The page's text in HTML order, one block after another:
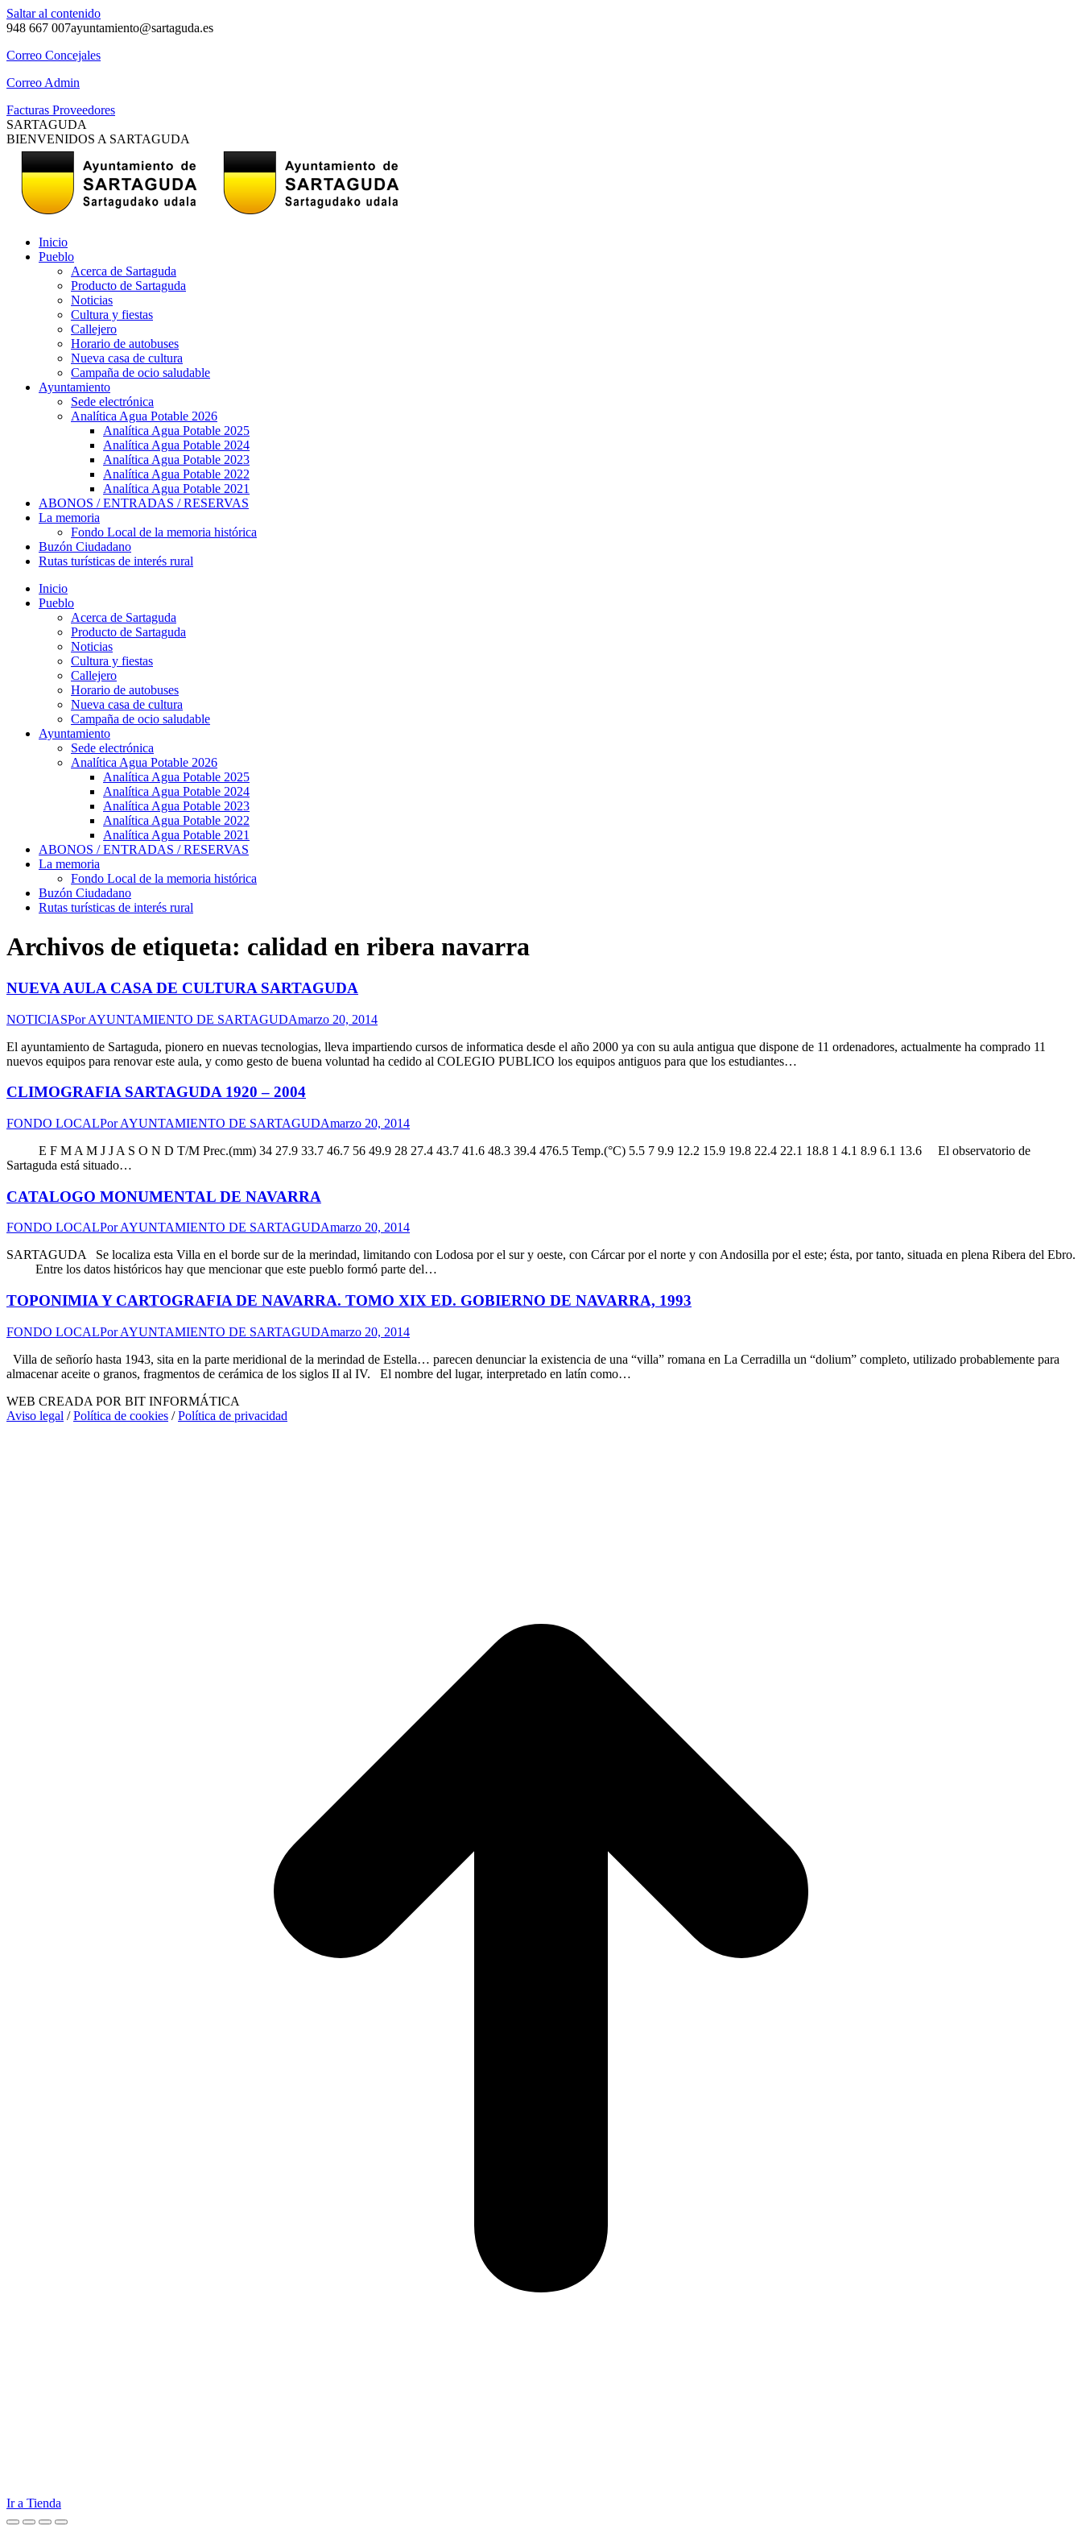
Saltar al contenido
948 667 007ayuntamiento@sartaguda.es
Correo Concejales
Correo Admin
Facturas Proveedores
SARTAGUDA
BIENVENIDOS A SARTAGUDA
Inicio
Pueblo
Acerca de Sartaguda
Producto de Sartaguda
Noticias
Cultura y fiestas
Callejero
Horario de autobuses
Nueva casa de cultura
Campaña de ocio saludable
Ayuntamiento
Sede electrónica
Analítica Agua Potable 2026
Analítica Agua Potable 2025
Analítica Agua Potable 2024
Analítica Agua Potable 2023
Analítica Agua Potable 2022
Analítica Agua Potable 2021
ABONOS / ENTRADAS / RESERVAS
La memoria
Fondo Local de la memoria histórica
Buzón Ciudadano
Rutas turísticas de interés rural
Inicio
Pueblo
Acerca de Sartaguda
Producto de Sartaguda
Noticias
Cultura y fiestas
Callejero
Horario de autobuses
Nueva casa de cultura
Campaña de ocio saludable
Ayuntamiento
Sede electrónica
Analítica Agua Potable 2026
Analítica Agua Potable 2025
Analítica Agua Potable 2024
Analítica Agua Potable 2023
Analítica Agua Potable 2022
Analítica Agua Potable 2021
ABONOS / ENTRADAS / RESERVAS
La memoria
Fondo Local de la memoria histórica
Buzón Ciudadano
Rutas turísticas de interés rural
Archivos de etiqueta: calidad en ribera navarra
NUEVA AULA CASA DE CULTURA SARTAGUDA
NOTICIASPorAYUNTAMIENTO DE SARTAGUDAmarzo 20, 2014
El ayuntamiento de Sartaguda, pionero en nuevas tecnologias, lleva impartiendo cursos de informatica desde el año 2000 ya con su aula antigua que dispone de 11 ordenadores, actualmente ha comprado 11
nuevos equipos para renovar este aula, y como gesto de buena voluntad ha cedido al COLEGIO PUBLICO los equipos antiguos para que los estudiantes…
CLIMOGRAFIA SARTAGUDA 1920 – 2004
FONDO LOCALPorAYUNTAMIENTO DE SARTAGUDAmarzo 20, 2014
E F M A M J J A S O N D T/M Prec.(mm) 34 27.9 33.7 46.7 56 49.9 28 27.4 43.7 41.6 48.3 39.4 476.5 Temp.(°C) 5.5 7 9.9 12.2 15.9 19.8 22.4 22.1 18.8 1 4.1 8.9 6.1 13.6 El observatorio de
Sartaguda está situado…
CATALOGO MONUMENTAL DE NAVARRA
FONDO LOCALPorAYUNTAMIENTO DE SARTAGUDAmarzo 20, 2014
SARTAGUDA Se localiza esta Villa en el borde sur de la merindad, limitando con Lodosa por el sur y oeste, con Cárcar por el norte y con Andosilla por el este; ésta, por tanto, situada en plena Ribera del Ebro.
Entre los datos históricos hay que mencionar que este pueblo formó parte del…
TOPONIMIA Y CARTOGRAFIA DE NAVARRA. TOMO XIX ED. GOBIERNO DE NAVARRA, 1993
FONDO LOCALPorAYUNTAMIENTO DE SARTAGUDAmarzo 20, 2014
Villa de señorío hasta 1943, sita en la parte meridional de la merindad de Estella… parecen denunciar la existencia de una “villa” romana en La Cerradilla un “dolium” completo, utilizado probablemente para
almacenar aceite o granos, fragmentos de cerámica de los siglos II al IV. El nombre del lugar, interpretado en latín como…
WEB CREADA POR BIT INFORMÁTICA
Aviso legal /Política de cookies /Política de privacidad
Ir a Tienda